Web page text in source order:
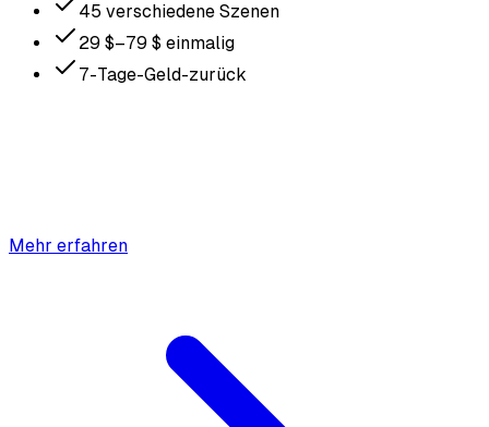
45 verschiedene Szenen
29 $–79 $ einmalig
7-Tage-Geld-zurück
Mehr erfahren